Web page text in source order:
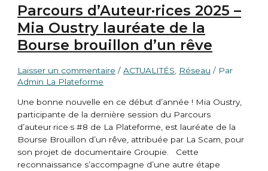
Parcours d’Auteur·rices 2025 –
Mia Oustry lauréate de la
Bourse brouillon d’un rêve
Laisser un commentaire /ACTUALITÉS, Réseau / Par
Admin La Plateforme
Une bonne nouvelle en ce début d’année ! Mia Oustry,
participante de la dernière session du Parcours
d’auteur·rice·s #8 de La Plateforme, est lauréate de la
Bourse Brouillon d’un rêve, attribuée par La Scam, pour
son projet de documentaire Groupie. Cette
reconnaissance s’accompagne d’une autre étape